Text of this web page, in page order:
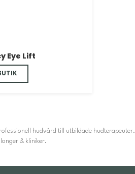
Eye Lift
hudvård till utbildade hudterapeuter.
& kliniker.